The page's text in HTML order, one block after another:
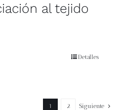
Videos
al tejido
Detalles
1 2 Siguiente